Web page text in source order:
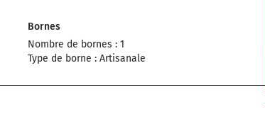
Bornes
Nombre de bornes : 1
Type de borne : Artisanale